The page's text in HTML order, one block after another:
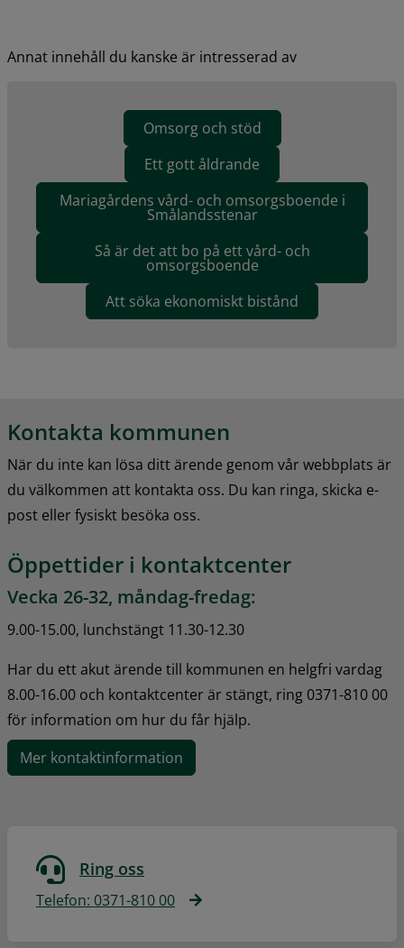
Annat innehåll du kanske är intresserad av
Omsorg och stöd
Ett gott åldrande
Mariagårdens vård- och omsorgsboende i
Smålandsstenar
Så är det att bo på ett vård- och
omsorgsboende
Att söka ekonomiskt bistånd
Kontakta kommunen
När du inte kan lösa ditt ärende genom vår webbplats är
du välkommen att kontakta oss. Du kan ringa, skicka e-
post eller fysiskt besöka oss.
Öppettider i kontaktcenter
Vecka 26-32, måndag-fredag:
9.00-15.00, lunchstängt 11.30-12.30
Har du ett akut ärende till kommunen en helgfri vardag
8.00-16.00 och kontaktcenter är stängt, ring 0371-810 00
för information om hur du får hjälp.
Mer kontaktinformation
Ring oss
Telefon: 0371-810 00